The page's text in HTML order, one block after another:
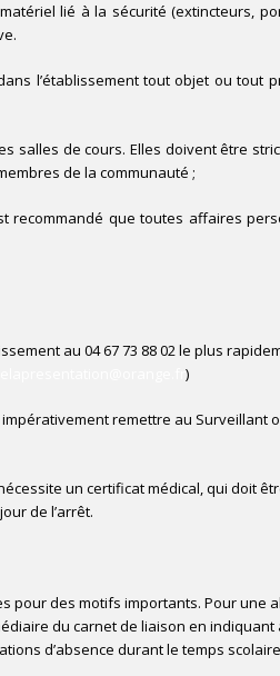
lié à la sécurité (extincteurs,
l’établissement tout objet ou
salles de cours. Elles doivent être
de la communauté ;
recommandé que toutes affaires
au 04 67 73 88 02 le plus
)
impérativement remettre au Surveillant
un certificat médical, qui doit
de l’arrêt.
pour des motifs importants. Pour une
du carnet de liaison en
d’absence durant le temps